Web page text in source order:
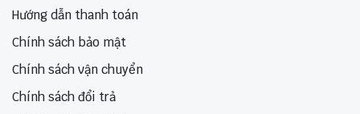
Hướng dẫn thanh toán
Chính sách bảo mật
Chính sách vận chuyển
Chính sách đổi trả